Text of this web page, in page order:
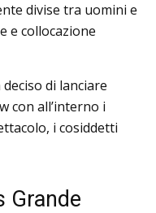
divise tra uomini e
e collocazione
deciso di lanciare
con all’interno i
i cosiddetti
Grande